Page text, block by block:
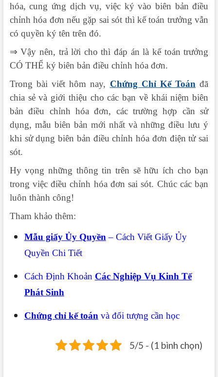
hóa, cung ứng dịch vụ, việc ký vào biên bản điều
chỉnh hóa đơn nếu gặp sai sót thì kế toán trưởng vẫn
có quyền ký tên trên đó.
⇒ Vậy nên, trả lời cho thì đáp án là kế toán trưởng
CÓ THỂ ký biên bản điều chỉnh hóa đơn.
Trong bài viết hôm nay, Chứng Chỉ Kế Toán đã
chia sẻ và giới thiệu cho các bạn về khái niệm biên
bản điều chỉnh hóa đơn, các trường hợp cần sử
dụng, mẫu biên bản mới nhất và những điều lưu ý
khi sử dụng biên bản điều chỉnh hóa đơn điện tử sai
sót.
Hy vọng những thông tin trên sẽ hữu ích cho bạn
trong việc điều chỉnh hóa đơn sai sót. Chúc các bạn
luôn thành công!
Tham khảo thêm:
Mẫu giấy Ủy Quyền – Cách Viết Giấy Ủy
Quyền Chi Tiết
Cách Định Khoản Các Nghiệp Vụ Kinh Tế
Phát Sinh
Chứng chỉ kế toán và đối tượng cần học
5/5 - (1 bình chọn)